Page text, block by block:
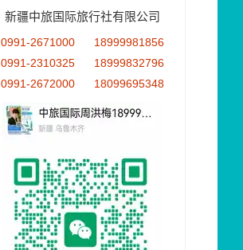
新疆中旅国际旅行社有限公司
0991-2671000
18999981856
0991-2310325
18999832796
0991-2672000
18099695348